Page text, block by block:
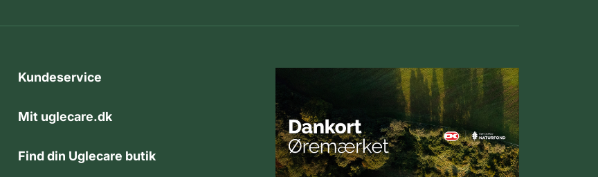
Kundeservice
Mit uglecare.dk
Find din Uglecare butik